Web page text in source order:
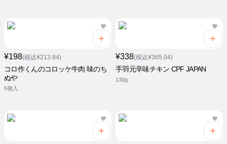
¥198(税込¥213.84)
コロ作くんのコロッケ牛肉 味のち
ぬや
5個入
¥338(税込¥365.04)
手羽元辛味チキン CPF JAPAN
130g